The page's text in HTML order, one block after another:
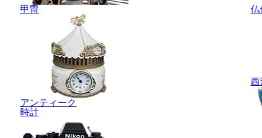
甲冑
アンティーク
時計
仏
西